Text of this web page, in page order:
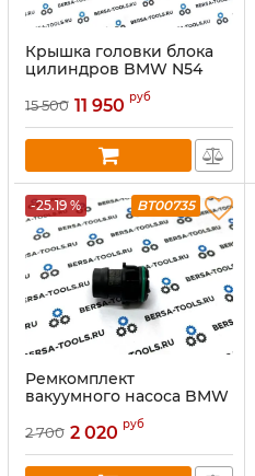
Крышка головки блока
цилиндров BMW N54
15 500 11 950 руб
-25.19 % BT00735
Ремкомплект
вакуумного насоса BMW
2 700 2 020 руб